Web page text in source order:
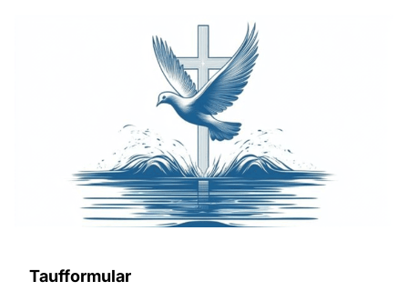
Taufformular